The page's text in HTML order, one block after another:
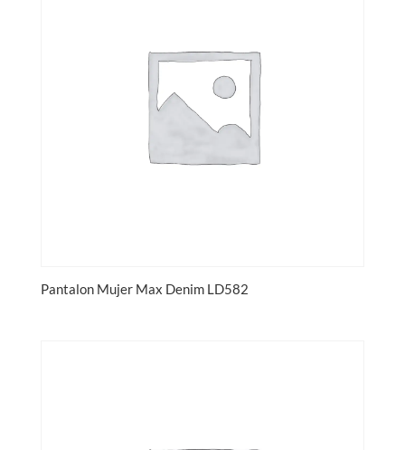
Pantalon Mujer Max Denim LD582